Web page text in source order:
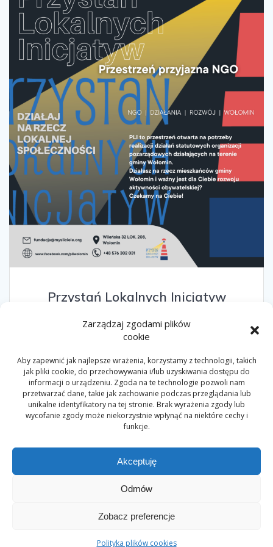
Zarządzaj zgodami plików
cookie
Aby zapewnić jak najlepsze wrażenia, korzystamy z technologii, takich
jak pliki cookie, do przechowywania i/lub uzyskiwania dostępu do
informacji o urządzeniu. Zgoda na te technologie pozwoli nam
przetwarzać dane, takie jak zachowanie podczas przeglądania lub
unikalne identyfikatory na tej stronie. Brak wyrażenia zgody lub
wycofanie zgody może niekorzystnie wpłynąć na niektóre cechy i
funkcje.
Akceptuję
Odmów
Zobacz preferencje
Polityka plików cookies
Przystań Lokalnych Inicjatyw
PLI to przestrzeń otwarta na potrzeby realizacji działań
statutowych organizacji pozarządowych działających na
terenie gminy Wołomin. Działasz na rzecz mieszkańców
gminy Wołomin i ważny jest dla Ciebie rozwoju aktywności
obywatelskiej? Czekamy na Ciebie!
Theme